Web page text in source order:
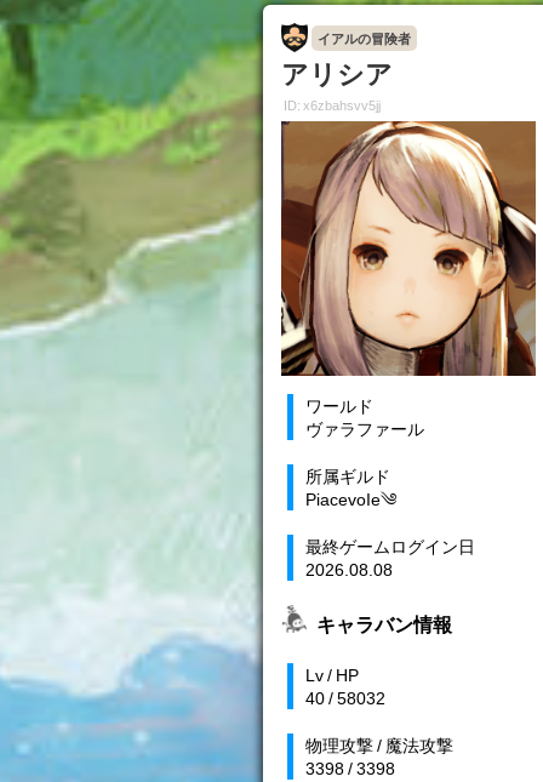
イアルの冒険者
アリシア
ID: x6zbahsvv5jj
ワールド
ヴァラファール
所属ギルド
PiacevoIe༄
最終ゲームログイン日
2026.08.08
キャラバン情報
Lv / HP
40 / 58032
物理攻撃 / 魔法攻撃
3398 / 3398